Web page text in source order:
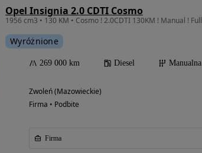
Opel Insignia 2.0 CDTI Cosmo
Wyróżnione
269 000 km Diesel Manualna
Zwoleń (Mazowieckie)
Firma • Podbite
Firma